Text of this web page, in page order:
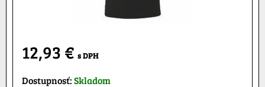
12,93 € s DPH
Dostupnosť:Skladom